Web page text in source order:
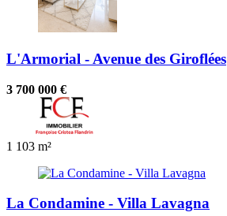
L'Armorial - Avenue des Giroflées
3 700 000 €
1 103 m²
La Condamine - Villa Lavagna